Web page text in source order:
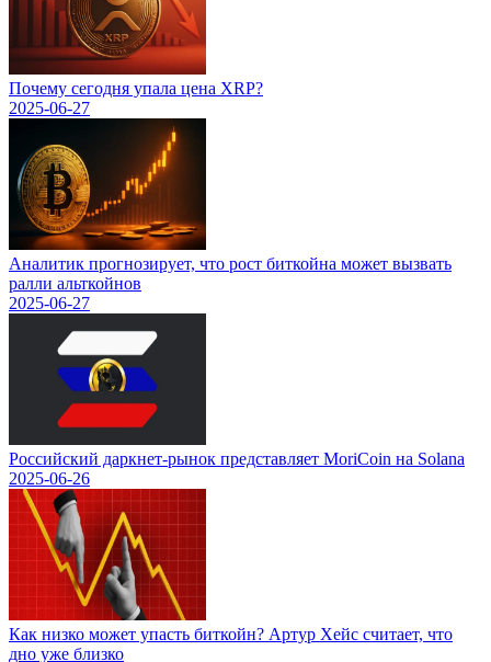
Почему сегодня упала цена XRP?
2025-06-27
Аналитик прогнозирует, что рост биткойна может вызвать
ралли альткойнов
2025-06-27
Российский даркнет-рынок представляет MoriCoin на Solana
2025-06-26
Как низко может упасть биткойн? Артур Хейс считает, что
дно уже близко